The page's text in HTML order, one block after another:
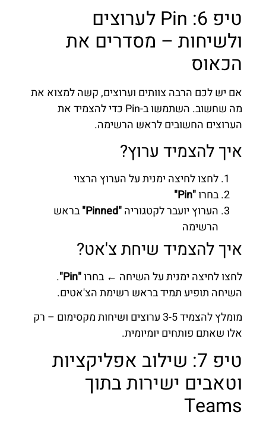
טיפ 6: Pin לערוצים
ולשיחות – מסדרים את
הכאוס
אם יש לכם הרבה צוותים וערוצים, קשה למצוא את
מה שחשוב. השתמשו ב-Pin כדי להצמיד את
הערוצים החשובים לראש הרשימה.
איך להצמיד ערוץ?
לחצו לחיצה ימנית על הערוץ הרצוי
בחרו"Pin"
הערוץ יועבר לקטגוריה"Pinned"
בראש
הרשימה
איך להצמיד שיחת צ'אט?
לחצו לחיצה ימנית על השיחה ← בחרו"Pin"
.
השיחה תופיע תמיד בראש רשימת הצ'אטים.
מומלץ להצמיד 3-5 ערוצים ושיחות מקסימום – רק
אלו שאתם פותחים יומיומית.
טיפ 7: שילוב אפליקציות
וטאבים ישירות בתוך
Teams